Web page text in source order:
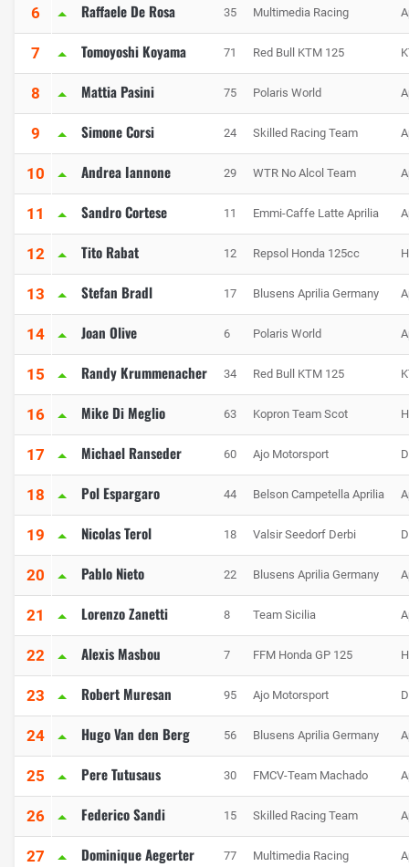
6 Raffaele De Rosa 35 Multimedia Racing
7 Tomoyoshi Koyama 71 Red Bull KTM 125
8 Mattia Pasini 75 Polaris World
9 Simone Corsi 24 Skilled Racing Team
10 Andrea Iannone 29 WTR No Alcol Team
11 Sandro Cortese 11 Emmi-Caffe Latte Aprilia
12 Tito Rabat 12 Repsol Honda 125cc
13 Stefan Bradl 17 Blusens Aprilia Germany
14 Joan Olive 6 Polaris World
15 Randy Krummenacher 34 Red Bull KTM 125
16 Mike Di Meglio 63 Kopron Team Scot
17 Michael Ranseder 60 Ajo Motorsport
18 Pol Espargaro 44 Belson Campetella Aprilia
19 Nicolas Terol 18 Valsir Seedorf Derbi
20 Pablo Nieto 22 Blusens Aprilia Germany
21 Lorenzo Zanetti 8 Team Sicilia
22 Alexis Masbou 7 FFM Honda GP 125
23 Robert Muresan 95 Ajo Motorsport
24 Hugo Van den Berg 56 Blusens Aprilia Germany
25 Pere Tutusaus 30 FMCV-Team Machado
26 Federico Sandi 15 Skilled Racing Team
27 Dominique Aegerter 77 Multimedia Racing